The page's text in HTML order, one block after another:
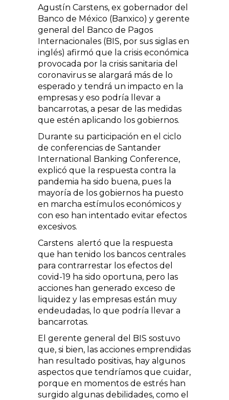
Agustín Carstens, ex gobernador del
Banco de México (Banxico) y gerente
general del Banco de Pagos
Internacionales (BIS, por sus siglas en
inglés) afirmó que la crisis económica
provocada por la crisis sanitaria del
coronavirus se alargará más de lo
esperado y tendrá un impacto en la
empresas y eso podría llevar a
bancarrotas, a pesar de las medidas
que estén aplicando los gobiernos.
Durante su participación en el ciclo
de conferencias de Santander
International Banking Conference,
explicó que la respuesta contra la
pandemia ha sido buena, pues la
mayoría de los gobiernos ha puesto
en marcha estímulos económicos y
con eso han intentado evitar efectos
excesivos.
Carstens alertó que la respuesta
que han tenido los bancos centrales
para contrarrestar los efectos del
covid-19 ha sido oportuna, pero las
acciones han generado exceso de
liquidez y las empresas están muy
endeudadas, lo que podría llevar a
bancarrotas.
El gerente general del BIS sostuvo
que, si bien, las acciones emprendidas
han resultado positivas, hay algunos
aspectos que tendríamos que cuidar,
porque en momentos de estrés han
surgido algunas debilidades, como el